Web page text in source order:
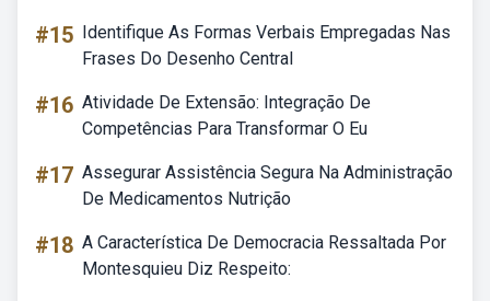
#15 Identifique As Formas Verbais Empregadas Nas
Frases Do Desenho Central
#16 Atividade De Extensão: Integração De
Competências Para Transformar O Eu
#17 Assegurar Assistência Segura Na Administração
De Medicamentos Nutrição
#18 A Característica De Democracia Ressaltada Por
Montesquieu Diz Respeito: